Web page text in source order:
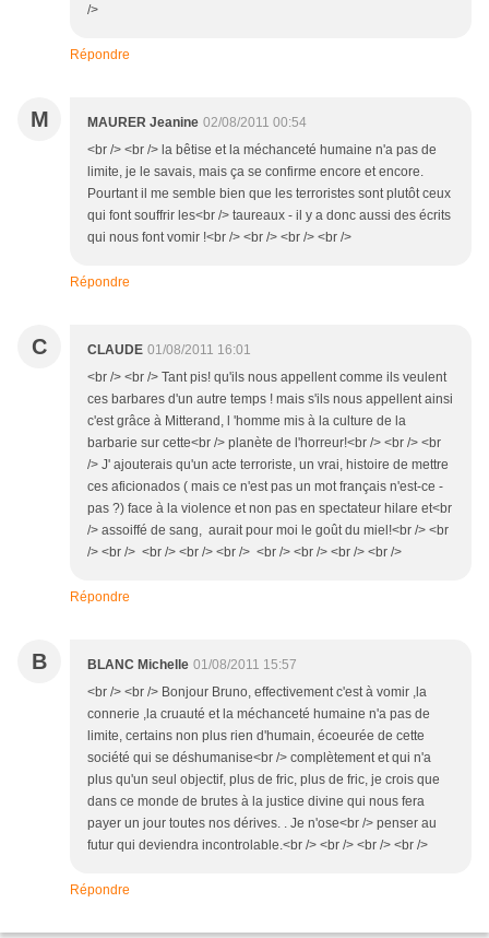
/>
Répondre
M MAURER Jeanine 02/08/2011 00:54
<br /> <br /> la bêtise et la méchanceté humaine n'a pas de
limite, je le savais, mais ça se confirme encore et encore.
Pourtant il me semble bien que les terroristes sont plutôt ceux
qui font souffrir les<br /> taureaux - il y a donc aussi des écrits
qui nous font vomir !<br /> <br /> <br /> <br />
Répondre
C CLAUDE 01/08/2011 16:01
<br /> <br /> Tant pis! qu'ils nous appellent comme ils veulent
ces barbares d'un autre temps ! mais s'ils nous appellent ainsi
c'est grâce à Mitterand, l 'homme mis à la culture de la
barbarie sur cette<br /> planète de l'horreur!<br /> <br /> <br
/> J' ajouterais qu'un acte terroriste, un vrai, histoire de mettre
ces aficionados ( mais ce n'est pas un mot français n'est-ce -
pas ?) face à la violence et non pas en spectateur hilare et<br
/> assoiffé de sang, aurait pour moi le goût du miel!<br /> <br
/> <br /> <br /> <br /> <br /> <br /> <br /> <br /> <br />
Répondre
B BLANC Michelle 01/08/2011 15:57
<br /> <br /> Bonjour Bruno, effectivement c'est à vomir ,la
connerie ,la cruauté et la méchanceté humaine n'a pas de
limite, certains non plus rien d'humain, écoeurée de cette
société qui se déshumanise<br /> complètement et qui n'a
plus qu'un seul objectif, plus de fric, plus de fric, je crois que
dans ce monde de brutes à la justice divine qui nous fera
payer un jour toutes nos dérives. . Je n'ose<br /> penser au
futur qui deviendra incontrolable.<br /> <br /> <br /> <br />
Répondre